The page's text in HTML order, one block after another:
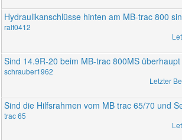
Hydraulikanschlüsse hinten am MB-trac 800
ralf0412
Sind 14.9R-20 beim MB-trac 800MS
schrauber1962
Letzter
Sind die Hilfsrahmen vom MB trac 65/70 und
trac 65